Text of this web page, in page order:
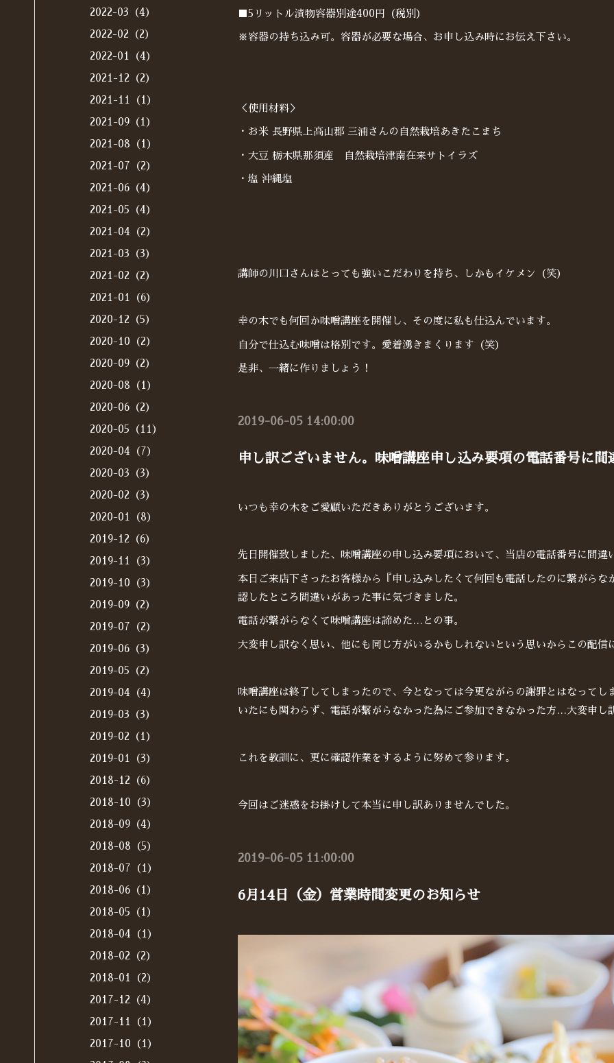
■5リットル漬物容器別途400円（税別）
※容器の持ち込み可。容器が必要な場合、お申し込み時にお伝え下さい。
＜使用材料＞
・お米 長野県上高山郡 三浦さんの自然栽培あきたこまち
・大豆 栃木県那須産 自然栽培津南在来サトイラズ
・塩 沖縄塩
講師の川口さんはとっても強いこだわりを持ち、しかもイケメン（笑）
幸の木でも何回か味噌講座を開催し、その度に私も仕込んでいます。
自分で仕込む味噌は格別です。愛着湧きまくります（笑）
是非、一緒に作りましょう！
2019-06-05 14:00:00
申し訳ございません。味噌講座申し込み要項の電話番号に間
いつも幸の木をご愛顧いただきありがとうございます。
先日開催致しました、味噌講座の申し込み要項において、当店の電話番号に間違
本日ご来店下さったお客様から『申し込みしたくて何回も電話したのに繋がら
認したところ間違いがあった事に気づきました。
電話が繋がらなくて味噌講座は諦めた…との事。
大変申し訳なく思い、他にも同じ方がいるかもしれないという思いからこの配信
味噌講座は終了してしまったので、今となっては今更ながらの謝罪とはなってし
いたにも関わらず、電話が繋がらなかった為にご参加できなかった方…大変申し
これを教訓に、更に確認作業をするように努めて参ります。
今回はご迷惑をお掛けして本当に申し訳ありませんでした。
2019-06-05 11:00:00
6月14日（金）営業時間変更のお知らせ
2022-03（4）
2022-02（2）
2022-01（4）
2021-12（2）
2021-11（1）
2021-09（1）
2021-08（1）
2021-07（2）
2021-06（4）
2021-05（4）
2021-04（2）
2021-03（3）
2021-02（2）
2021-01（6）
2020-12（5）
2020-10（2）
2020-09（2）
2020-08（1）
2020-06（2）
2020-05（11）
2020-04（7）
2020-03（3）
2020-02（3）
2020-01（8）
2019-12（6）
2019-11（3）
2019-10（3）
2019-09（2）
2019-07（2）
2019-06（3）
2019-05（2）
2019-04（4）
2019-03（3）
2019-02（1）
2019-01（3）
2018-12（6）
2018-10（3）
2018-09（4）
2018-08（5）
2018-07（1）
2018-06（1）
2018-05（1）
2018-04（1）
2018-02（2）
2018-01（2）
2017-12（4）
2017-11（1）
2017-10（1）